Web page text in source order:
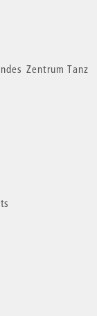
Zentrum Tanz